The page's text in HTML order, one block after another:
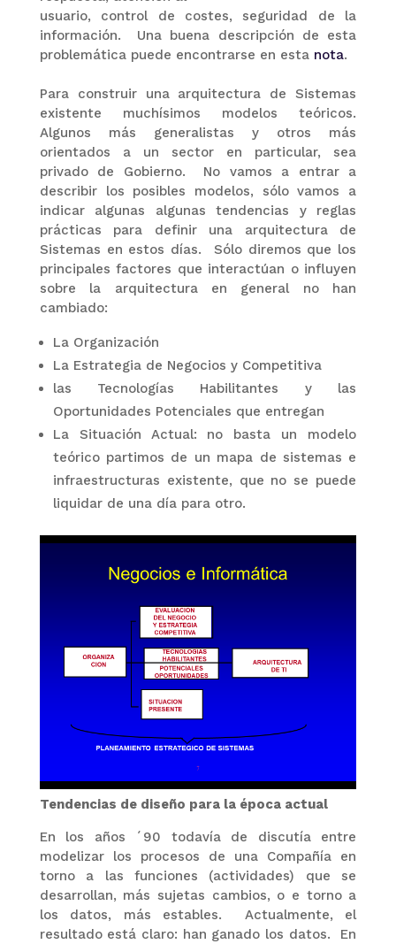
usuario, control de costes, seguridad de la
información. Una buena descripción de esta
problemática puede encontrarse en esta nota.
Para construir una arquitectura de Sistemas
existente muchísimos modelos teóricos.
Algunos más generalistas y otros más
orientados a un sector en particular, sea
privado de Gobierno. No vamos a entrar a
describir los posibles modelos, sólo vamos a
indicar algunas algunas tendencias y reglas
prácticas para definir una arquitectura de
Sistemas en estos días. Sólo diremos que los
principales factores que interactúan o influyen
sobre la arquitectura en general no han
cambiado:
La Organización
La Estrategia de Negocios y Competitiva
las Tecnologías Habilitantes y las
Oportunidades Potenciales que entregan
La Situación Actual: no basta un modelo
teórico partimos de un mapa de sistemas e
infraestructuras existente, que no se puede
liquidar de una día para otro.
Tendencias de diseño para la época actual
En los años ´90 todavía de discutía entre
modelizar los procesos de una Compañía en
torno a las funciones (actividades) que se
desarrollan, más sujetas cambios, o e torno a
los datos, más estables. Actualmente, el
resultado está claro: han ganado los datos. En